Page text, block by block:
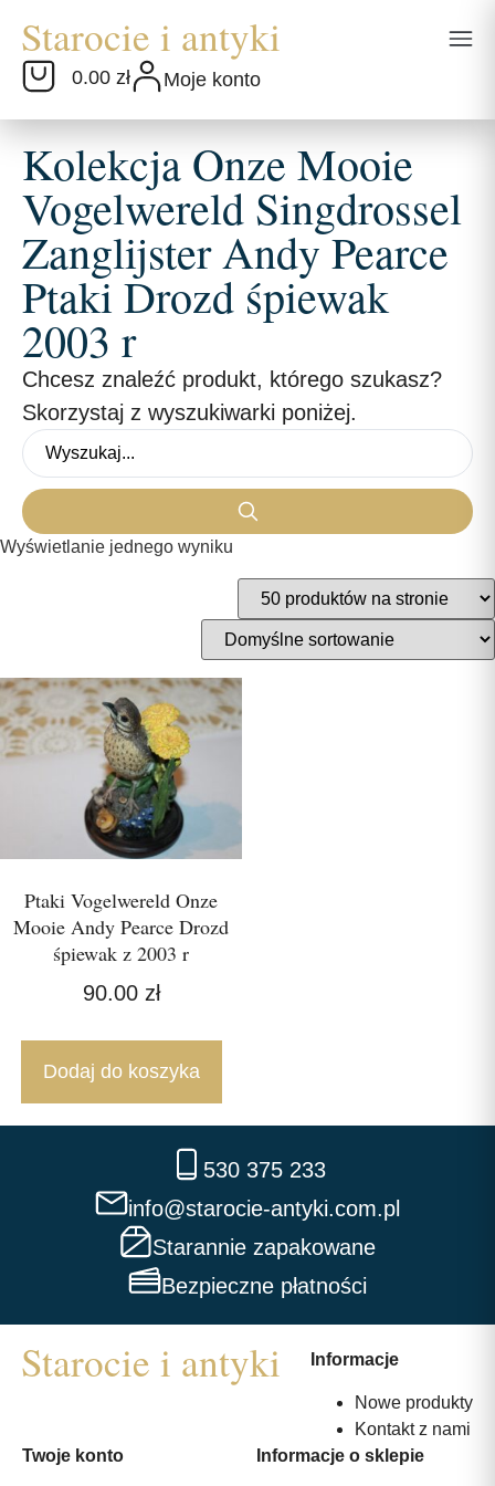
0.00 zł Moje konto
Kolekcja Onze Mooie
Vogelwereld Singdrossel
Zanglijster Andy Pearce
Ptaki Drozd śpiewak
2003 r
Chcesz znaleźć produkt, którego szukasz?
Skorzystaj z wyszukiwarki poniżej.
Wyświetlanie jednego wyniku
Ptaki Vogelwereld Onze
Mooie Andy Pearce Drozd
śpiewak z 2003 r
90.00 zł
Dodaj do koszyka
530 375 233
info@starocie-antyki.com.pl
Starannie zapakowane
Bezpieczne płatności
Informacje
Nowe produkty
Kontakt z nami
Twoje konto
Informacje o sklepie